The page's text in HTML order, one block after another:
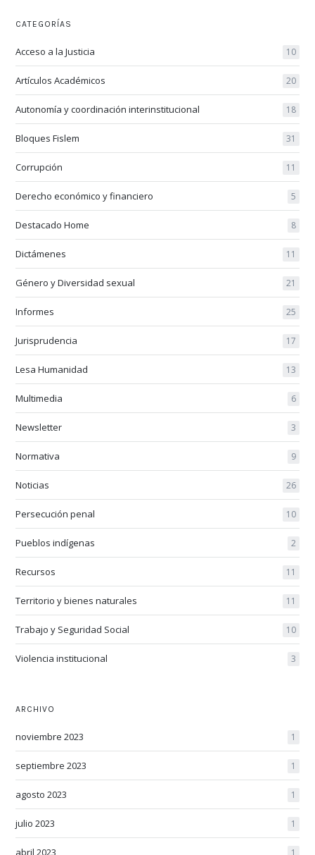
CATEGORÍAS
Acceso a la Justicia 10
Artículos Académicos 20
Autonomía y coordinación interinstitucional 18
Bloques Fislem 31
Corrupción 11
Derecho económico y financiero 5
Destacado Home 8
Dictámenes 11
Género y Diversidad sexual 21
Informes 25
Jurisprudencia 17
Lesa Humanidad 13
Multimedia 6
Newsletter 3
Normativa 9
Noticias 26
Persecución penal 10
Pueblos indígenas 2
Recursos 11
Territorio y bienes naturales 11
Trabajo y Seguridad Social 10
Violencia institucional 3
ARCHIVO
noviembre 2023 1
septiembre 2023 1
agosto 2023 1
julio 2023 1
abril 2023 1